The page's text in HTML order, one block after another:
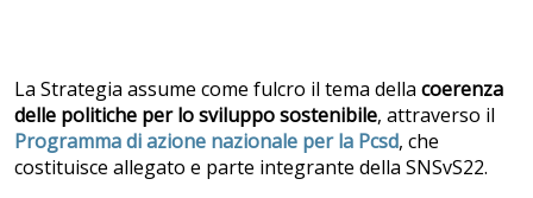
La Strategia assume come fulcro il tema della coerenza
delle politiche per lo sviluppo sostenibile, attraverso il
Programma di azione nazionale per la Pcsd, che
costituisce allegato e parte integrante della SNSvS22.